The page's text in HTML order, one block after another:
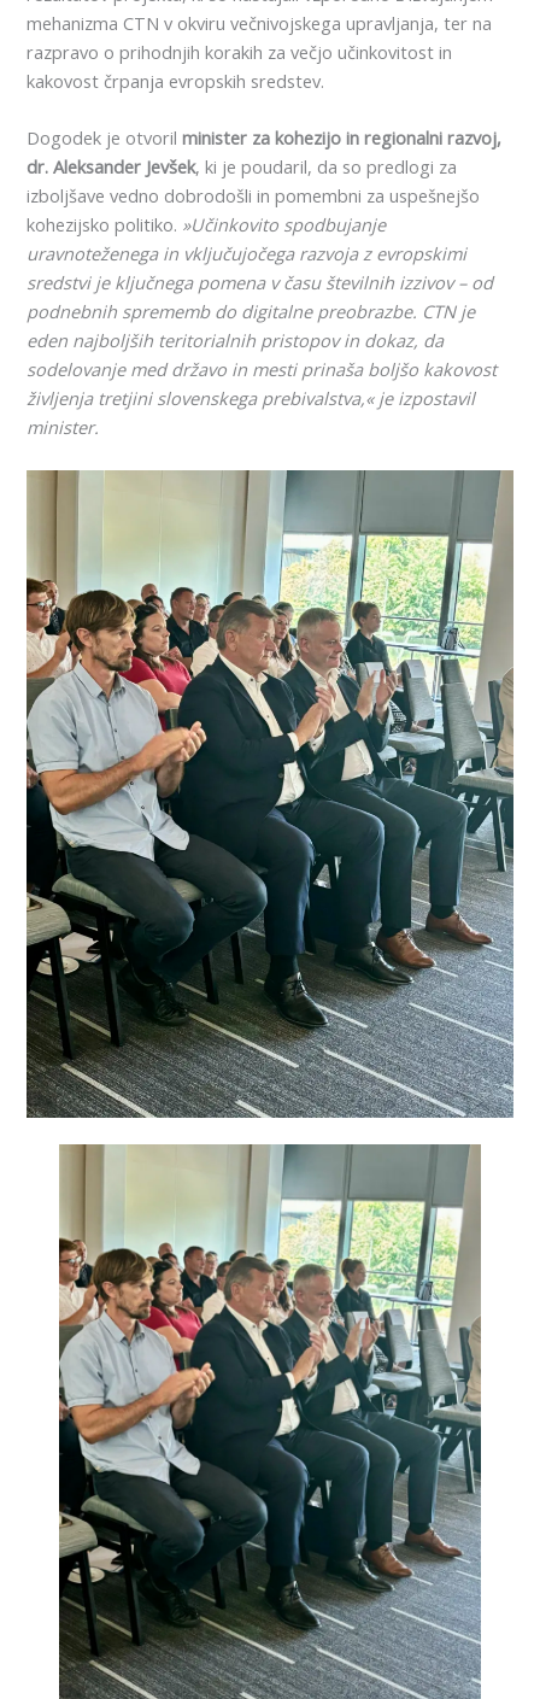
mehanizma CTN v okviru večnivojskega upravljanja, ter na
razpravo o prihodnjih korakih za večjo učinkovitost in
kakovost črpanja evropskih sredstev.
Dogodek je otvorilminister za kohezijo in regionalni razvoj,
dr. Aleksander Jevšek, ki je poudaril, da so predlogi za
izboljšave vedno dobrodošli in pomembni za uspešnejšo
kohezijsko politiko. »Učinkovito spodbujanje
uravnoteženega in vključujočega razvoja z evropskimi
sredstvi je ključnega pomena v času številnih izzivov – od
podnebnih sprememb do digitalne preobrazbe. CTN je
eden najboljših teritorialnih pristopov in dokaz, da
sodelovanje med državo in mesti prinaša boljšo kakovost
življenja tretjini slovenskega prebivalstva,« je izpostavil
minister.